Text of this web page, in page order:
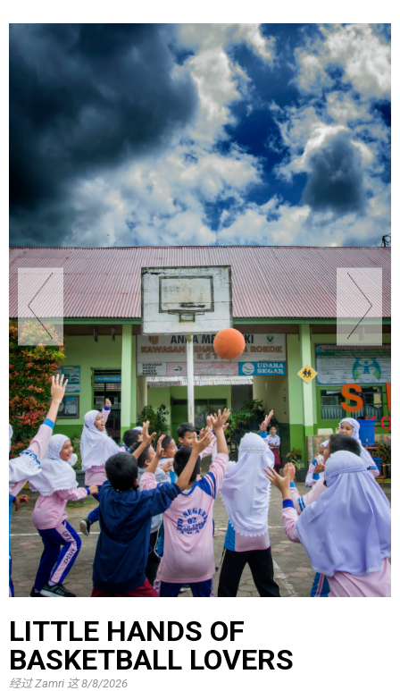
LITTLE HANDS OF
BASKETBALL LOVERS
经过Zamri 这8/8/2026